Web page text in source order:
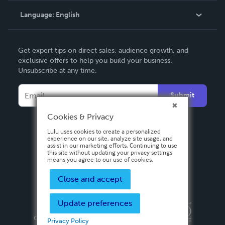
Contact Support
Language: English
Deutsch
Français
Español
Get expert tips on direct sales, audience growth, and
exclusive offers to help you build your business.
Unsubscribe at any time.
Submit
Privacy PolicyTerms & Conditions
Copyright ©
2026 Lulu Press, Inc. All rights reserved.
Cookies & Privacy
Lulu uses cookies to create a personalized
experience on our site, analyze site usage, and
assist in our marketing efforts. Continuing to use
this site without updating your privacy settings
means you agree to our use of cookies.
Close and accept
Update preferences
Privacy Policy